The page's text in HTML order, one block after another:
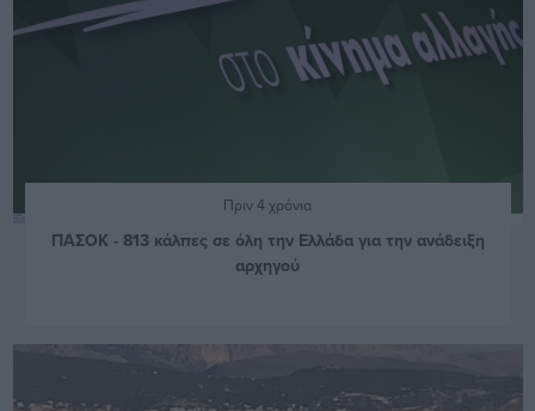
Πριν 4 χρόνια
ΠΑΣΟΚ - 813 κάλπες σε όλη την Ελλάδα για την ανάδειξη
αρχηγού